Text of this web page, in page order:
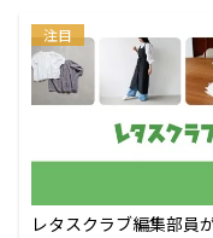
注目
レタスクラブ編集部員